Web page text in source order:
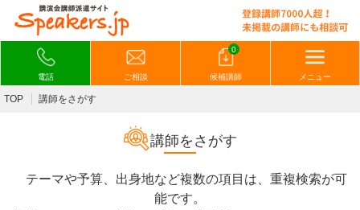
電話 ご相談
0
候補講師 メニュー
TOP 講師をさがす
講師をさがす
テーマや予算、出身地など複数の項目は、重複検索が可
能です。